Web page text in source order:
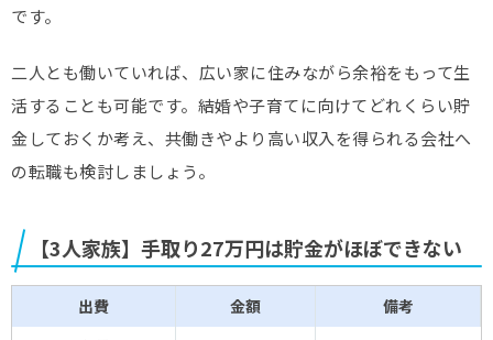
です。
二人とも働いていれば、広い家に住みながら余裕をもって生
活することも可能です。結婚や子育てに向けてどれくらい貯
金しておくか考え、共働きやより高い収入を得られる会社へ
の転職も検討しましょう。
【3人家族】手取り27万円は貯金がほぼできない
出費 金額
備考